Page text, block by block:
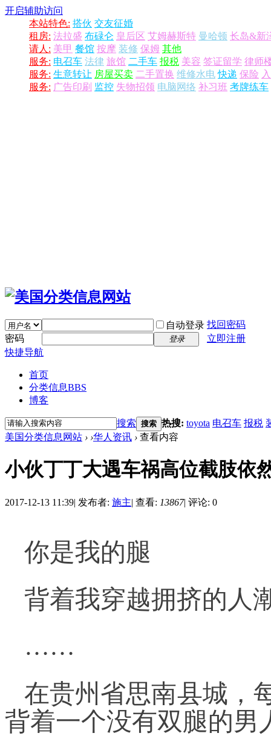
开启辅助访问
本站特色: 搭伙 交友征婚
租房: 法拉盛 布碌仑 皇后区 艾姆赫斯特 曼哈顿 长岛&新
请人: 美甲 餐馆 按摩 装修 保姆 其他
服务: 电召车 法律 旅馆 二手车 报税 美容 签证留学 律师
服务: 生意转让 房屋买卖 二手置换 维修水电 快递 保险
服务: 广告印刷 监控 失物招领 电脑网络 补习班 考牌练车
自动登录 找回密码
密码
登录
立即注册
快捷导航
首页
分类信息BBS
博客
搜索 搜索 热搜: toyota 电召车 报税
美国分类信息网站 › ›华人资讯 › 查看内容
小伙丁丁大遇车祸高位截肢依
2017-12-13 11:39| 发布者: 施主| 查看: 13867| 评论: 0
你是我的腿
背着我穿越拥挤的人
……
在贵州省思南县城，
背着一个没有双腿的男